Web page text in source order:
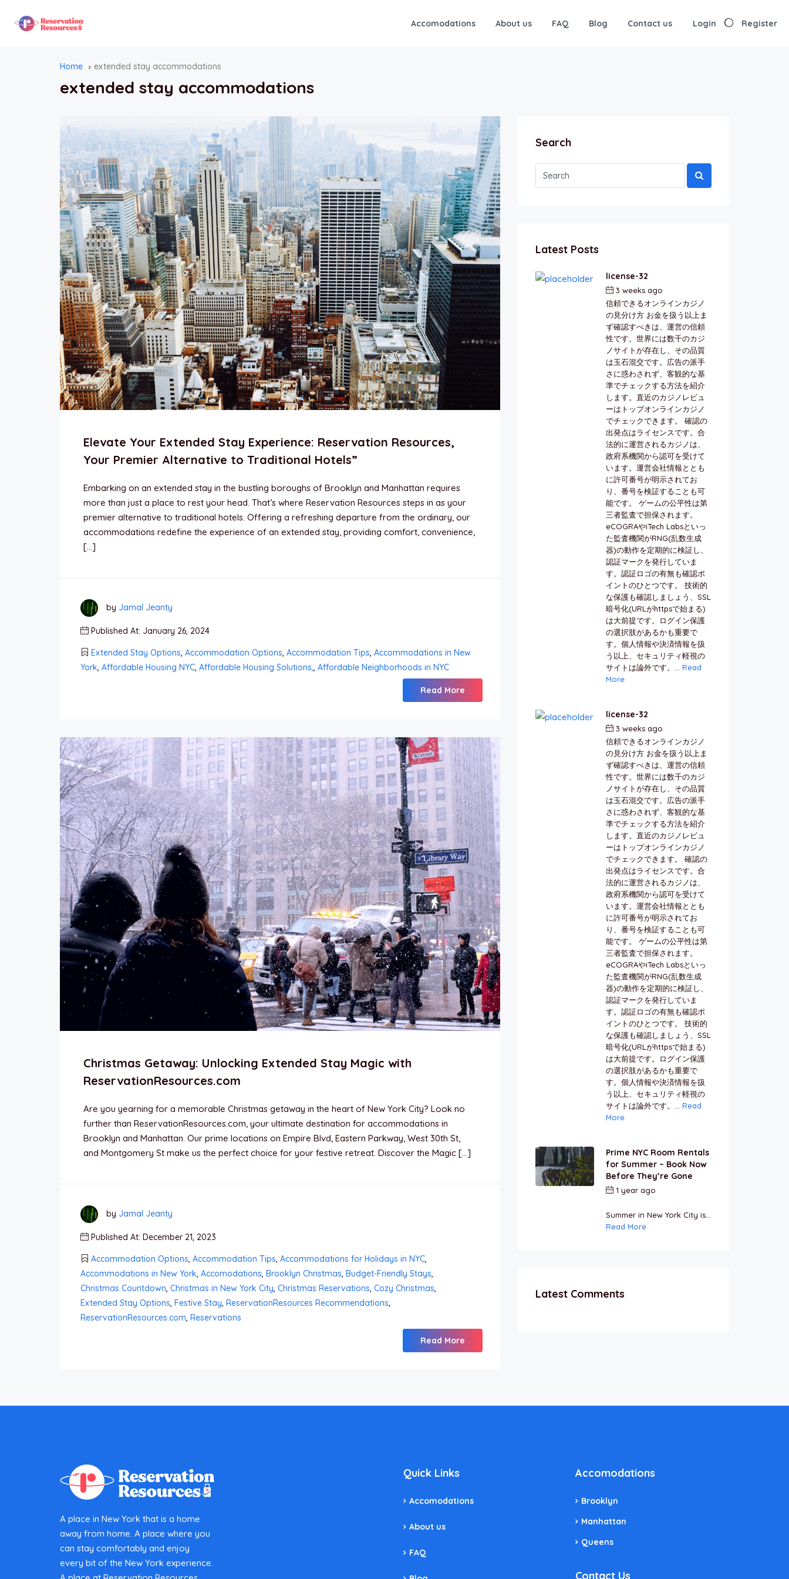
Accomodations About us FAQ Blog Contact us Login Register
Home extended stay accommodations
extended stay accommodations
Elevate Your Extended Stay Experience: Reservation Resources,
Your Premier Alternative to Traditional Hotels”
Embarking on an extended stay in the bustling boroughs of Brooklyn and Manhattan requires
more than just a place to rest your head. That’s where Reservation Resources steps in as your
premier alternative to traditional hotels. Offering a refreshing departure from the ordinary, our
accommodations redefine the experience of an extended stay, providing comfort, convenience,
[…]
by Jamal Jeanty
Published At: January 26, 2024
Extended Stay Options, Accommodation Options, Accommodation Tips, Accommodations in New
York, Affordable Housing NYC, Affordable Housing Solutions,, Affordable Neighborhoods in NYC
Read More
Christmas Getaway: Unlocking Extended Stay Magic with
ReservationResources.com
Are you yearning for a memorable Christmas getaway in the heart of New York City? Look no
further than ReservationResources.com, your ultimate destination for accommodations in
Brooklyn and Manhattan. Our prime locations on Empire Blvd, Eastern Parkway, West 30th St,
and Montgomery St make us the perfect choice for your festive retreat. Discover the Magic […]
by Jamal Jeanty
Published At: December 21, 2023
Accommodation Options, Accommodation Tips, Accommodations for Holidays in NYC,
Accommodations in New York, Accomodations, Brooklyn Christmas, Budget-Friendly Stays,
Christmas Countdown, Christmas in New York City, Christmas Reservations, Cozy Christmas,
Extended Stay Options, Festive Stay, ReservationResources Recommendations,
ReservationResources.com, Reservations
Read More
Search
Latest Posts
license-32
3 weeks ago
信頼できるオンラインカジノ
の見分け方 お金を扱う以上ま
ず確認すべきは、運営の信頼
性です。世界には数千のカジ
ノサイトが存在し、その品質
は玉石混交です。広告の派手
さに惑わされず、客観的な基
準でチェックする方法を紹介
します。直近のカジノレビュ
ーはトップオンラインカジノ
でチェックできます。 確認の
出発点はライセンスです。合
法的に運営されるカジノは、
政府系機関から認可を受けて
います。運営会社情報ととも
に許可番号が明示されてお
り、番号を検証することも可
能です。 ゲームの公平性は第
三者監査で担保されます。
eCOGRAやiTech Labsといっ
た監査機関がRNG(乱数生成
器)の動作を定期的に検証し、
認証マークを発行していま
す。認証ロゴの有無も確認ポ
イントのひとつです。 技術的
な保護も確認しましょう、SSL
暗号化(URLがhttpsで始まる)
は大前提です。ログイン保護
の選択肢があるかも重要で
す。個人情報や決済情報を扱
う以上、セキュリティ軽視の
サイトは論外です。... Read
More
license-32
3 weeks ago
信頼できるオンラインカジノ
の見分け方 お金を扱う以上ま
ず確認すべきは、運営の信頼
性です。世界には数千のカジ
ノサイトが存在し、その品質
は玉石混交です。広告の派手
さに惑わされず、客観的な基
準でチェックする方法を紹介
します。直近のカジノレビュ
ーはトップオンラインカジノ
でチェックできます。 確認の
出発点はライセンスです。合
法的に運営されるカジノは、
政府系機関から認可を受けて
います。運営会社情報ととも
に許可番号が明示されてお
り、番号を検証することも可
能です。 ゲームの公平性は第
三者監査で担保されます。
eCOGRAやiTech Labsといっ
た監査機関がRNG(乱数生成
器)の動作を定期的に検証し、
認証マークを発行していま
す。認証ロゴの有無も確認ポ
イントのひとつです。 技術的
な保護も確認しましょう、SSL
暗号化(URLがhttpsで始まる)
は大前提です。ログイン保護
の選択肢があるかも重要で
す。個人情報や決済情報を扱
う以上、セキュリティ軽視の
サイトは論外です。... Read
More
Prime NYC Room Rentals
for Summer – Book Now
Before They’re Gone
1 year ago
Summer in New York City is...
Read More
Latest Comments
A place in New York that is a home
away from home. A place where you
can stay comfortably and enjoy
every bit of the New York experience.
Quick Links
Accomodations
About us
FAQ
Accomodations
Brooklyn
Manhattan
Queens
Contact Us